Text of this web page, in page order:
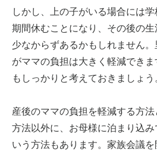
しかし、上の子がいる場合には
期間休むことになり、その後の
少なからずあるかもしれません
がママの負担は大きく軽減でき
もしっかりと考えておきましょう
産後のママの負担を軽減する方
方法以外に、お母様に泊まり込
いう方法もあります。家族会議